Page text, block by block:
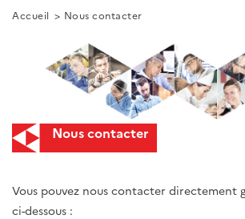
Accueil Nous contacter
Nous contacter
Vous pouvez nous contacter directement
ci-dessous :